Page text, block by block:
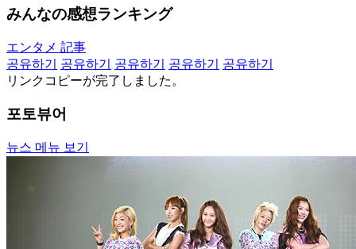
みんなの感想ランキング
エンタメ 記事
공유하기
공유하기 공유하기 공유하기
공유하기
リンクコピーが完了しました。
포토뷰어
뉴스 메뉴 보기